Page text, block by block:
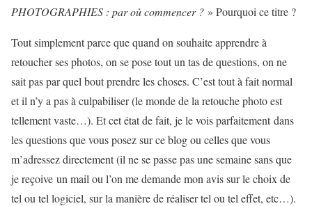
PHOTOGRAPHIES : par où commencer ? » Pourquoi ce titre ?
Tout simplement parce que quand on souhaite apprendre à
retoucher ses photos, on se pose tout un tas de questions, on ne
sait pas par quel bout prendre les choses. C’est tout à fait normal
et il n’y a pas à culpabiliser (le monde de la retouche photo est
tellement vaste…). Et cet état de fait, je le vois parfaitement dans
les questions que vous posez sur ce blog ou celles que vous
m’adressez directement (il ne se passe pas une semaine sans que
je reçoive un mail ou l’on me demande mon avis sur le choix de
tel ou tel logiciel, sur la manière de réaliser tel ou tel effet, etc…).